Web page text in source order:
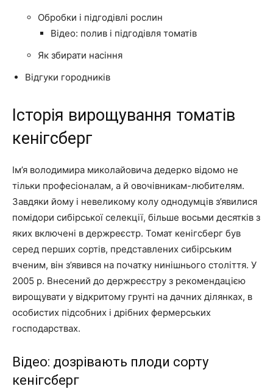
Обробки і підгодівлі рослин
Відео: полив і підгодівля томатів
Як збирати насіння
Відгуки городників
Історія вирощування томатів
кенігсберг
Ім’я володимира миколайовича дедерко відомо не
тільки професіоналам, а й овочівникам-любителям.
Завдяки йому і невеликому колу однодумців з’явилися
помідори сибірської селекції, більше восьми десятків з
яких включені в держреєстр. Томат кенігсберг був
серед перших сортів, представлених сибірським
вченим, він з’явився на початку нинішнього століття. У
2005 р. Внесений до держреєстру з рекомендацією
вирощувати у відкритому грунті на дачних ділянках, в
особистих підсобних і дрібних фермерських
господарствах.
Відео: дозрівають плоди сорту
кенігсберг